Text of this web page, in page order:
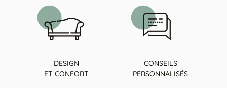
DESIGN
ET CONFORT
CONSEILS
PERSONNALISÉS